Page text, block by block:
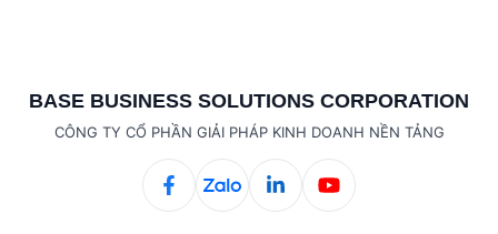
BASE BUSINESS SOLUTIONS CORPORATION
CÔNG TY CỔ PHẦN GIẢI PHÁP KINH DOANH NỀN TẢNG